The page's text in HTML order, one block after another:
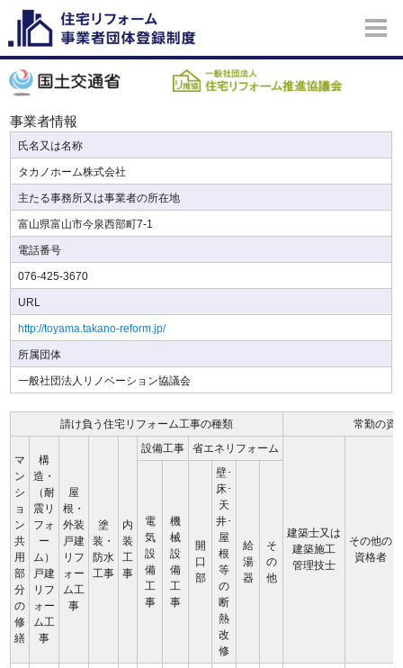
事業者情報
氏名又は名称
タカノホーム株式会社
主たる事務所又は事業者の所在地
富山県富山市今泉西部町7-1
電話番号
076-425-3670
URL
http://toyama.takano-reform.jp/
所属団体
一般社団法人リノベーション協議会
請け負う住宅リフォーム工事の種類 常勤の資
マ
ン
シ
ョ
ン
共
用
部
分
の
修
繕
構
造・
（耐
震リ
フォ
ー
ム）
戸建
リフ
ォー
ム工
事
屋
根・
外装
戸建
リフ
ォー
ム工
事
塗
装・
防水
工事
内
装
工
事
設備工事 省エネリフォーム
建築士又は
建築施工
管理技士
その他の
資格者
電
気
設
備
工
事
機
械
設
備
工
事
開
口
部
壁･
床･
天
井･
屋
根
等
の
断
熱
改
修
給
湯
器
そ
の
他